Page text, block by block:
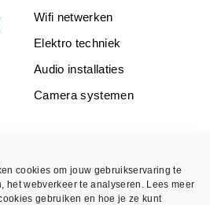
cookies om jouw gebruikservaring te
het webverkeer te analyseren. Lees meer
gebruiken en hoe je ze kunt
Wifi netwerken
Elektro techniek
Audio installaties
Camera systemen
Algemene Voorwaarden